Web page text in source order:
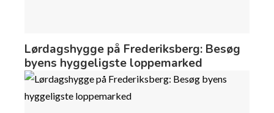
Lørdagshygge på Frederiksberg: Besøg
byens hyggeligste loppemarked